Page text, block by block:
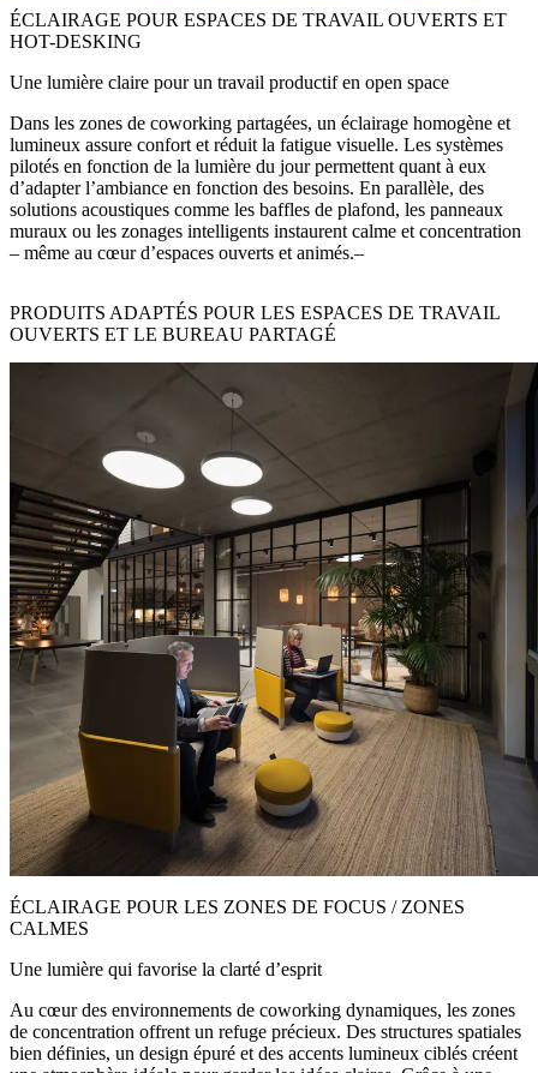
ÉCLAIRAGE POUR ESPACES DE TRAVAIL OUVERTS ET
HOT-DESKING
Une lumière claire pour un travail productif en open space
Dans les zones de coworking partagées, un éclairage homogène et
lumineux assure confort et réduit la fatigue visuelle. Les systèmes
pilotés en fonction de la lumière du jour permettent quant à eux
d’adapter l’ambiance en fonction des besoins. En parallèle, des
solutions acoustiques comme les baffles de plafond, les panneaux
muraux ou les zonages intelligents instaurent calme et concentration
– même au cœur d’espaces ouverts et animés.–
PRODUITS ADAPTÉS POUR LES ESPACES DE TRAVAIL
OUVERTS ET LE BUREAU PARTAGÉ
ÉCLAIRAGE POUR LES ZONES DE FOCUS / ZONES
CALMES
Une lumière qui favorise la clarté d’esprit
Au cœur des environnements de coworking dynamiques, les zones
de concentration offrent un refuge précieux. Des structures spatiales
bien définies, un design épuré et des accents lumineux ciblés créent